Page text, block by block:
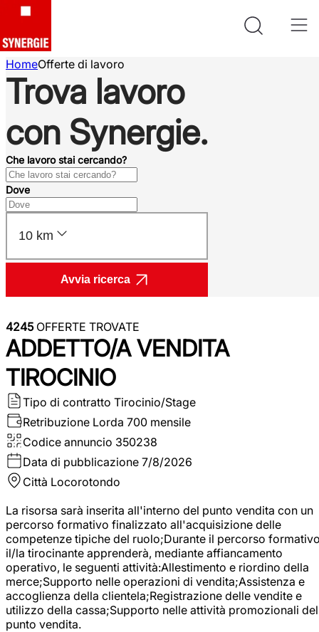
HomeOfferte di lavoro
Trova lavoro
con Synergie.
Che lavoro stai cercando?
Dove
10 km
Avvia ricerca
4245OFFERTE TROVATE
ADDETTO/A VENDITA
TIROCINIO
Tipo di contratto Tirocinio/Stage
Retribuzione Lorda 700 mensile
Codice annuncio 350238
Data di pubblicazione 7/8/2026
Città Locorotondo
La risorsa sarà inserita all'interno del punto vendita con un
percorso formativo finalizzato all'acquisizione delle
competenze tipiche del ruolo;Durante il percorso
il/la tirocinante apprenderà, mediante affiancamento
operativo, le seguenti attività:Allestimento e riordino della
merce;Supporto nelle operazioni di vendita;Assistenza e
accoglienza della clientela;Registrazione delle vendite e
utilizzo della cassa;Supporto nelle attività promozionali del
punto vendita.